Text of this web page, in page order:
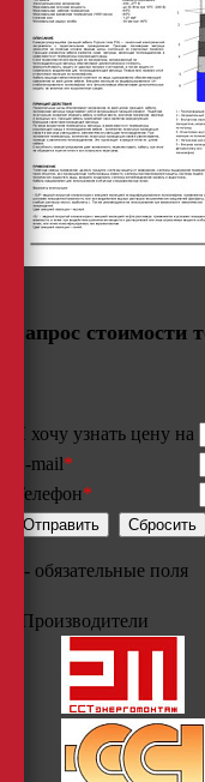
Запрос стоимости
Я хочу узнать цену на
E-mail*
Телефон*
- обязательные поля
Производители